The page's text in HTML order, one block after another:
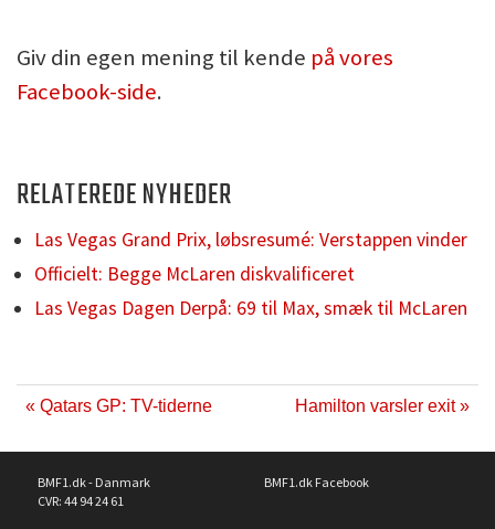
Giv din egen mening til kende på vores
Facebook-side.
RELATEREDE NYHEDER
Las Vegas Grand Prix, løbsresumé: Verstappen vinder
Officielt: Begge McLaren diskvalificeret
Las Vegas Dagen Derpå: 69 til Max, smæk til McLaren
« Qatars GP: TV-tiderne Hamilton varsler exit »
BMF1.dk - Danmark
CVR: 44 94 24 61
BMF1.dk Facebook